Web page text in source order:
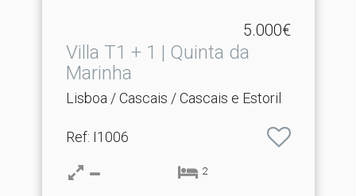
5.000€
Villa T1 + 1 | Quinta da
Marinha
Lisboa / Cascais / Cascais e Estoril
Ref: I1006
2